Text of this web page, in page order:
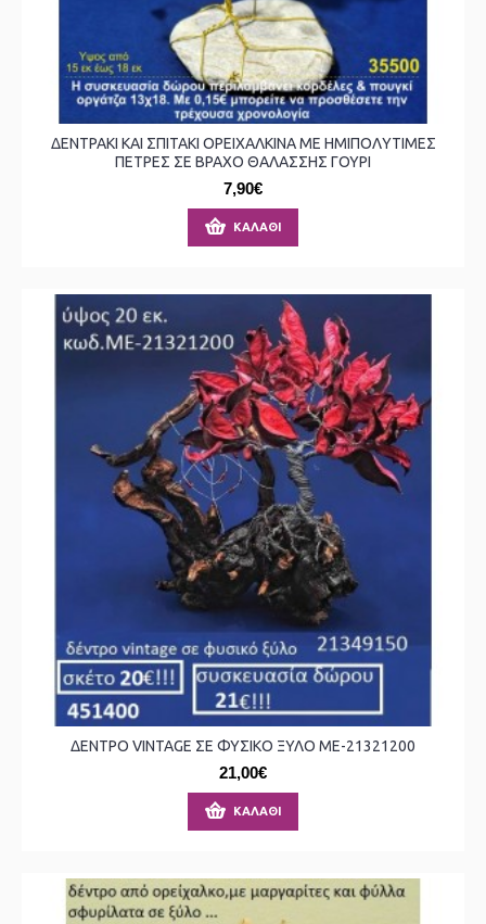
ΔΕΝΤΡΑΚΙ ΚΑΙ ΣΠΙΤΑΚΙ ΟΡΕΙΧΑΛΚΙΝΑ ΜΕ ΗΜΙΠΟΛΥΤΙΜΕΣ
ΠΕΤΡΕΣ ΣΕ ΒΡΑΧΟ ΘΑΛΑΣΣΗΣ ΓΟΥΡΙ
7,90€
ΚΑΛΆΘΙ
ΔΕΝΤΡΟ VINTAGE ΣΕ ΦΥΣΙΚΟ ΞΥΛΟ ΜΕ-21321200
21,00€
ΚΑΛΆΘΙ